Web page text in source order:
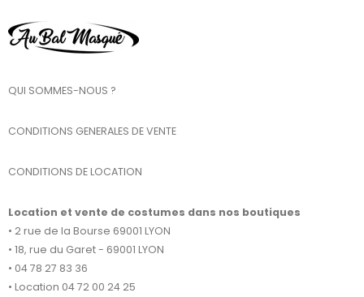
QUI SOMMES-NOUS ?
CONDITIONS GENERALES DE VENTE
CONDITIONS DE LOCATION
Location et vente de costumes dans nos boutiques
• 2 rue de la Bourse 69001 LYON
• 18, rue du Garet - 69001 LYON
• 04 78 27 83 36
• Location 04 72 00 24 25